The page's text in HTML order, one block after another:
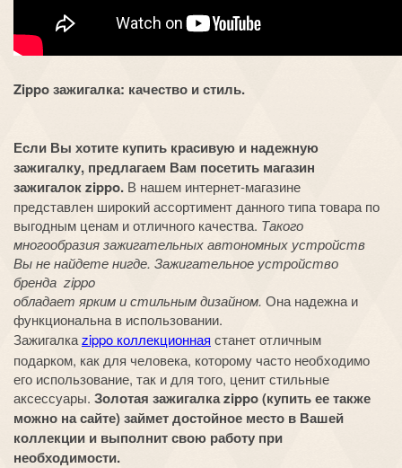
Zippo зажигалка: качество и стиль.
Если Вы хотите купить красивую и надежную
зажигалку, предлагаем Вам посетить магазин
зажигалок zippo. В нашем интернет-магазине
представлен широкий ассортимент данного типа товара по
выгодным ценам и отличного качества. Такого
многообразия зажигательных автономных устройств
Вы не найдете нигде. Зажигательное устройство
бренда zippo
обладает ярким и стильным дизайном. Она надежна и
функциональна в использовании.
Зажигалкаzippo коллекционная станет отличным
подарком, как для человека, которому часто необходимо
его использование, так и для того, ценит стильные
аксессуары. Золотая зажигалка zippo (купить ее также
можно на сайте) займет достойное место в Вашей
коллекции и выполнит свою работу при
необходимости.